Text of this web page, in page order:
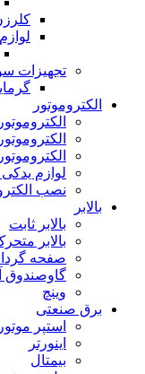
تجهیزات
الکتروموتور
لوازم یدکی
نصب
بالابر
بالابر ثابت
بالابر
صفحه
گاوصندوق
وینچ
برق صنعتی
استپر
اینورتر
بیمتال